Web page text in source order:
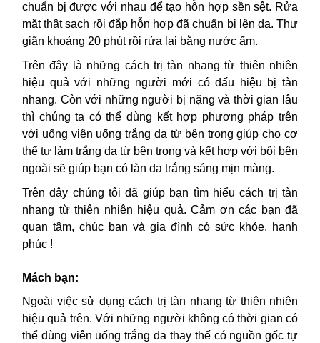
chuẩn bị được với nhau để tạo hỗn hợp sền sệt. Rửa
mặt thật sạch rồi đắp hỗn hợp đã chuẩn bị lên da. Thư
giãn khoảng 20 phút rồi rửa lại bằng nước ấm.
Trên đây là những cách trị tàn nhang từ thiên nhiên
hiệu quả với những người mới có dấu hiệu bị tàn
nhang. Còn với những người bị nặng và thời gian lâu
thì chúng ta có thể dùng kết hợp phương pháp trên
với uống viên uống trắng da từ bên trong giúp cho cơ
thể tự làm trắng da từ bên trong và kết hợp với bôi bên
ngoài sẽ giúp bạn có làn da trắng sáng mịn màng.
Trên đây chúng tôi đã giúp bạn tìm hiểu cách trị tàn
nhang từ thiên nhiên hiệu quả. Cảm ơn các bạn đã
quan tâm, chúc bạn và gia đình có sức khỏe, hạnh
phúc !
Mách bạn:
Ngoài việc sử dụng cách trị tàn nhang từ thiên nhiên
hiệu quả trên. Với những người không có thời gian có
thể dùng viên uống trắng da thay thế có nguồn gốc tự